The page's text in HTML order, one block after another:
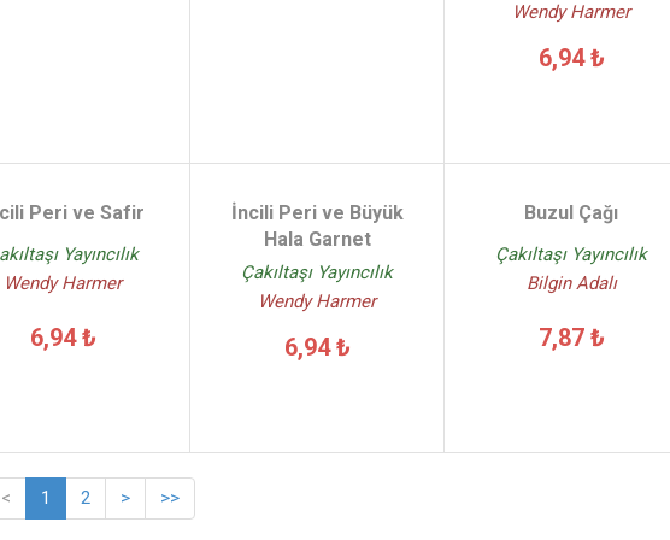
Wendy Harmer
6,94 ₺
Peri ve Safir
Yayıncılık
Wendy Harmer
6,94 ₺
İncili Peri ve Büyük
Hala Garnet
Çakıltaşı Yayıncılık
Wendy Harmer
6,94 ₺
Buzul Çağı
Çakıltaşı Yayıncılık
Bilgin Adalı
7,87 ₺
< 1 2 > >>